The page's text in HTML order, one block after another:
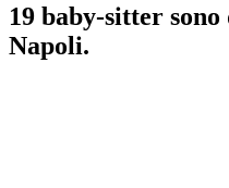
19 baby-sitter
Napoli.